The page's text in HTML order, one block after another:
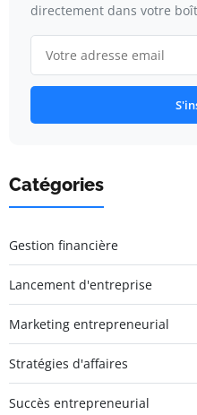
directement dans votre
Catégories
Gestion financière
Lancement d'entreprise
Marketing entrepreneurial
Stratégies d'affaires
Succès entrepreneurial